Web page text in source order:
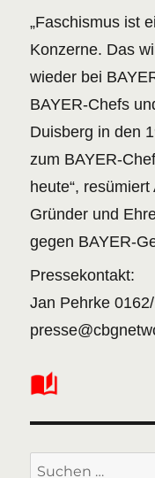
„Faschismus ist
Konzerne. Das
wieder bei
BAYER-Chefs
Duisberg in den
zum BAYER-
heute“,
Gründer und
gegen BAYER-
Pressekontakt:
Jan Pehrke
Suchen